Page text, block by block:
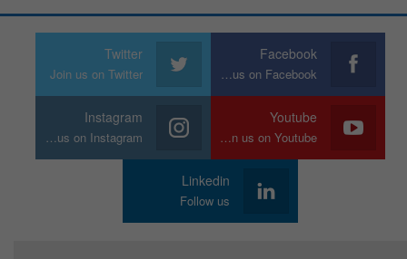
Facebook
Join us on Facebook
Twitter
Join us on Twitter
Youtube
Join us on Youtube
Instagram
Join us on Instagram
Linkedin
Follow us